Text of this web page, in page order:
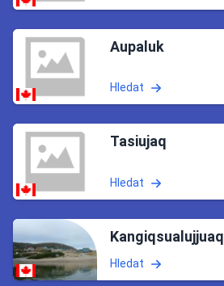
Aupaluk
Hledat
Tasiujaq
Hledat
Kangiqsualujjuaq
Hledat